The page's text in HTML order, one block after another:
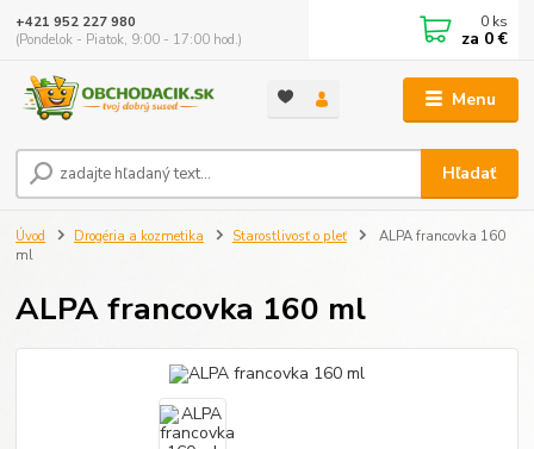
Menu
Hľadať
+421 952 227 980
(Pondelok - Piatok, 9:00 - 17:00 hod.)
0 ks
za 0 €
Úvod Drogéria a kozmetika Starostlivosť o pleť
ALPA francovka 160
ml
ALPA francovka 160 ml